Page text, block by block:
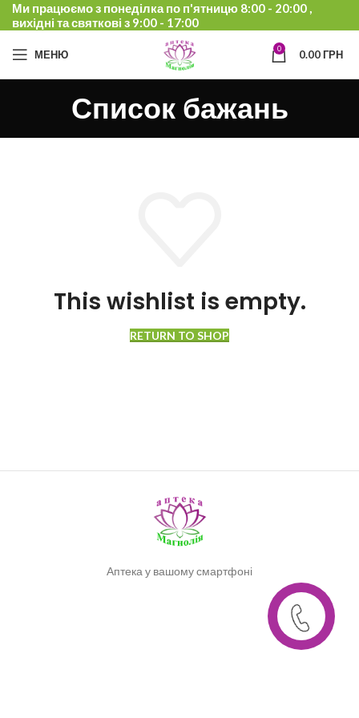
Ми працюємо з понеділка по п'ятницю 8:00 - 20:00 ,
вихідні та святкові з 9:00 - 17:00
МЕНЮ 0 0.00ГРН
Список бажань
This wishlist is empty.
RETURN TO SHOP
Аптека у вашому смартфоні